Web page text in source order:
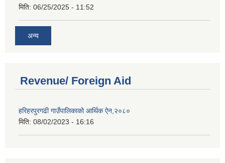
मिति: 06/25/2025 - 11:52
अन्य
Revenue/ Foreign Aid
हरिहरपुरगढी गाउँपालिकाको आर्थिक ऐन,२०८०
मिति: 08/02/2023 - 16:16